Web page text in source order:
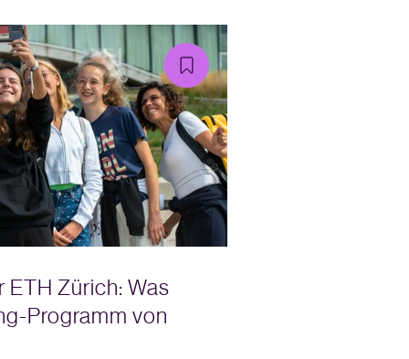
Zürich: Was
Programm von